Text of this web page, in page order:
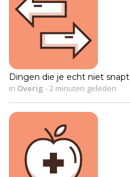
Dingen die je echt niet snapt
in Overig -2 minuten geleden